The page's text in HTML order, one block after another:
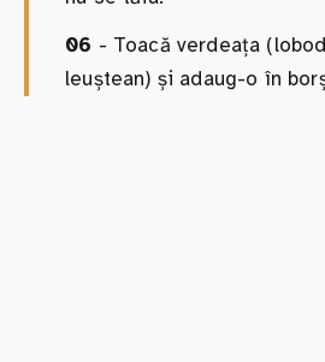
06 - Toacă verdeața
leuștean) și adaug-o în